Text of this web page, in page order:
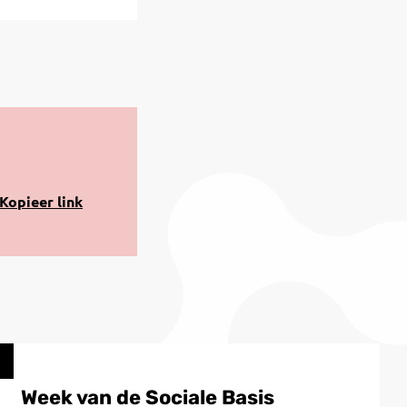
Kopieer link
Week van de Sociale Basis